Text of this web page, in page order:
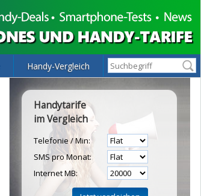
Handy-Vergleich
Handytarife
im Vergleich
Telefonie / Min:
SMS pro Monat:
Internet MB: